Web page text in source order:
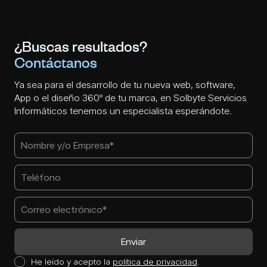
¿Buscas resultados?
Contáctanos
Ya sea para el desarrollo de tu nueva web, software,
App o el diseño 360º de tu marca, en Solbyte Servicios
Informáticos tenemos un especialista esperándote.
He leído y acepto la política de privacidad